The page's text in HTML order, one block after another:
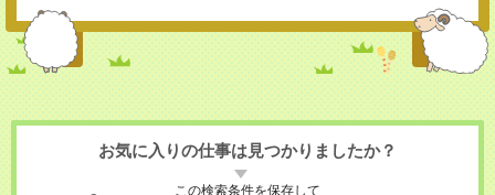
お気に入りの仕事は見つかりましたか？
この検索条件を保存して